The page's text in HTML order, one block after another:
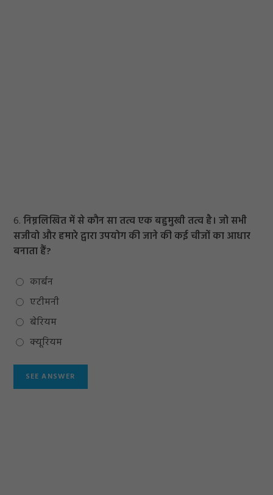
6.निम्नलिखित में से कौन सा तत्व एक बहुमुखी तत्व है। जो सभी
सजीवो और हमारे द्वारा उपयोग की जाने की कई चीजों का आधार
बनाता हैं?
कार्बन
एटीमनी
बेरियम
क्यूरियम